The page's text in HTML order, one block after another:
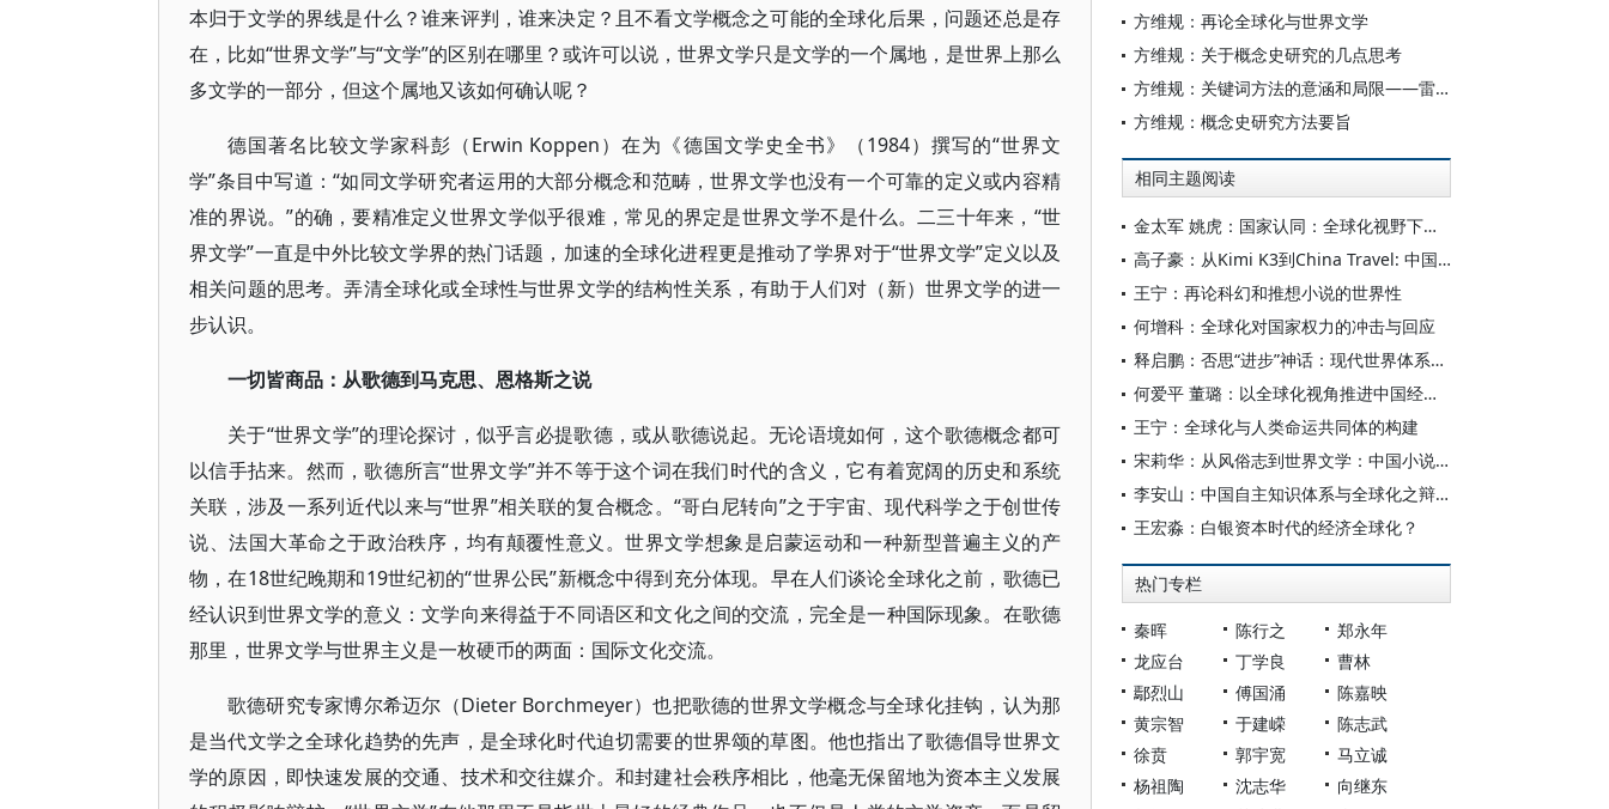
本归于文学的界线是什么？谁来评判，谁来决定？且不看文学概念之可能的全球化后果，问题还总是存
在，比如“世界文学”与“文学”的区别在哪里？或许可以说，世界文学只是文学的一个属地，是世界上那么
多文学的一部分，但这个属地又该如何确认呢？
德国著名比较文学家科彭（Erwin Koppen）在为《德国文学史全书》（1984）撰写的“世界文
学”条目中写道：“如同文学研究者运用的大部分概念和范畴，世界文学也没有一个可靠的定义或内容精
准的界说。”的确，要精准定义世界文学似乎很难，常见的界定是世界文学不是什么。二三十年来，“世
界文学”一直是中外比较文学界的热门话题，加速的全球化进程更是推动了学界对于“世界文学”定义以及
相关问题的思考。弄清全球化或全球性与世界文学的结构性关系，有助于人们对（新）世界文学的进一
步认识。
一切皆商品：从歌德到马克思、恩格斯之说
关于“世界文学”的理论探讨，似乎言必提歌德，或从歌德说起。无论语境如何，这个歌德概念都可
以信手拈来。然而，歌德所言“世界文学”并不等于这个词在我们时代的含义，它有着宽阔的历史和系统
关联，涉及一系列近代以来与“世界”相关联的复合概念。“哥白尼转向”之于宇宙、现代科学之于创世传
说、法国大革命之于政治秩序，均有颠覆性意义。世界文学想象是启蒙运动和一种新型普遍主义的产
物，在18世纪晚期和19世纪初的“世界公民”新概念中得到充分体现。早在人们谈论全球化之前，歌德已
经认识到世界文学的意义：文学向来得益于不同语区和文化之间的交流，完全是一种国际现象。在歌德
那里，世界文学与世界主义是一枚硬币的两面：国际文化交流。
歌德研究专家博尔希迈尔（Dieter Borchmeyer）也把歌德的世界文学概念与全球化挂钩，认为那
是当代文学之全球化趋势的先声，是全球化时代迫切需要的世界颂的草图。他也指出了歌德倡导世界文
学的原因，即快速发展的交通、技术和交往媒介。和封建社会秩序相比，他毫无保留地为资本主义发展
方维规：再论全球化与世界文学
方维规：关于概念史研究的几点思考
方维规：关键词方法的意涵和局限——雷蒙·威廉斯《关键词：文化与社会的词汇》重估
方维规：概念史研究方法要旨
相同主题阅读
金太军 姚虎：国家认同：全球化视野下的结构性分析
高子豪：从Kimi K3到China Travel: 中国如何打开下一轮全球化？
王宁：再论科幻和推想小说的世界性
何增科：全球化对国家权力的冲击与回应
释启鹏：否思“进步”神话：现代世界体系与全球化的兴衰
何爱平 董璐：以全球化视角推进中国经济学自主知识体系构建——从全球化的深度参与到理论构建的自主表达
王宁：全球化与人类命运共同体的构建
宋莉华：从风俗志到世界文学：中国小说西传的影响与美学重构
李安山：中国自主知识体系与全球化之辩证统一——历史、挑战与思考
王宏淼：白银资本时代的经济全球化？
热门专栏
秦晖 陈行之
郑永年
龙应台
丁学良
曹林
鄢烈山
傅国涌
陈嘉映
黄宗智
于建嵘
陈志武
徐贲
郭宇宽
马立诚
杨祖陶
沈志华
向继东